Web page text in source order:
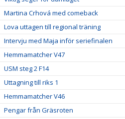
Martina Crhová med comeback
Lova uttagen till regional träning
Intervju med Maja inför seriefinalen
Hemmamatcher V47
USM steg 2 F14
Uttagning till riks 1
Hemmamatcher V46
Pengar från Gräsroten